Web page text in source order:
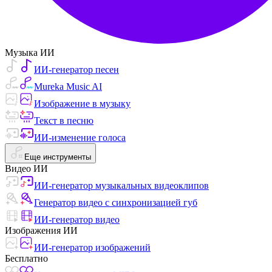
Музыка ИИ
ИИ-генератор песен
Mureka Music AI
Изображение в музыку
Текст в песню
ИИ-изменение голоса
Еще инструменты
Видео ИИ
ИИ-генератор музыкальных видеоклипов
Генератор видео с синхронизацией губ
ИИ-генератор видео
Изображения ИИ
ИИ-генератор изображений
Бесплатно